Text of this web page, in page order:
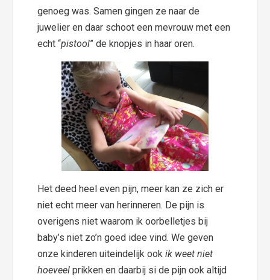
genoeg was. Samen gingen ze naar de
juwelier en daar schoot een mevrouw met een
echt “pistool” de knopjes in haar oren.
Het deed heel even pijn, meer kan ze zich er
niet echt meer van herinneren. De pijn is
overigens niet waarom ik oorbelletjes bij
baby’s niet zo’n goed idee vind. We geven
onze kinderen uiteindelijk ookik weet niet
hoeveel prikken en daarbij si de pijn ook altijd